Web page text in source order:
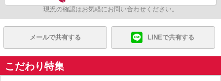
現況の確認はお気軽にお問い合わせください。
メールで共有する LINEで共有する
こだわり特集